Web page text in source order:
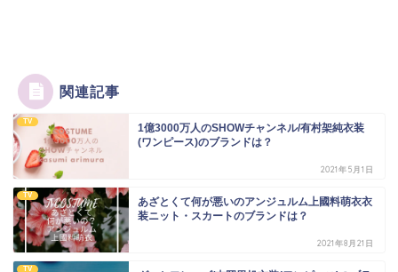
関連記事
TV
1億3000万人のSHOWチャンネル/有村架純衣装
(ワンピース)のブランドは？
2021年5月1日
TV
あざとくて何が悪いのアンジュルム上國料萌衣衣
装ニット・スカートのブランドは？
2021年8月21日
TV